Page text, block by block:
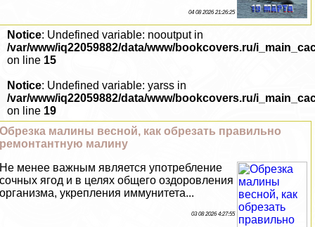
04 08 2026 21:26:25
Notice: Undefined variable: nooutput in
/var/www/iq22059882/data/www/bookcovers.ru/
on line 15
Notice: Undefined variable: yarss in
/var/www/iq22059882/data/www/bookcovers.ru/
on line 19
Обрезка малины весной, как обрезать правильно
ремонтантную малину
Не менее важным является употрeбление
сочных ягод и в целях общего оздоровления
организма, укрепления иммунитета...
03 08 2026 4:27:55